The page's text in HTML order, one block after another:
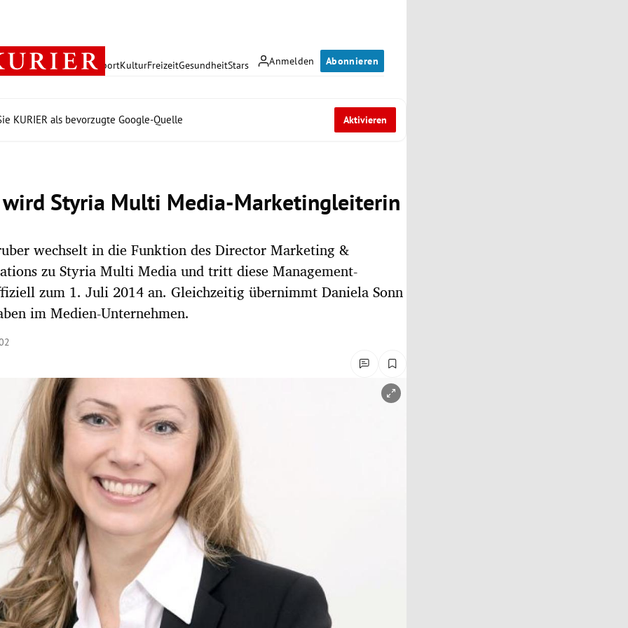
Anmelden Abonnieren
PolitikWirtschaft SportKulturFreizeitGesundheitStars
KURIER als bevorzugte Google-Quelle Aktivieren
wird Styria Multi Media-Marketingleiterin
wechselt in die Funktion des Director Marketing &
zu Styria Multi Media und tritt diese Management-
zum 1. Juli 2014 an. Gleichzeitig übernimmt Daniela Sonn
im Medien-Unternehmen.
öffnen/schließen